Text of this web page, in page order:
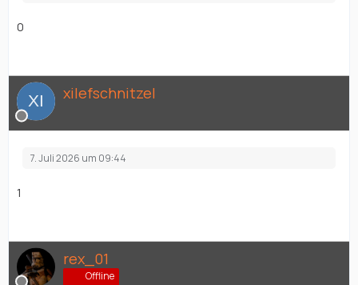
0
xilefschnitzel
7. Juli 2026 um 09:44
1
rex_01
Offline